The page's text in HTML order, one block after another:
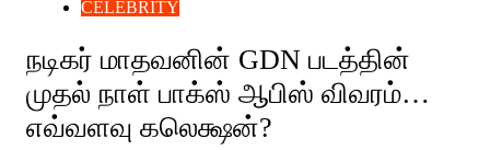
CELEBRITY
நடிகர் மாதவனின் GDN படத்தின்
முதல் நாள் பாக்ஸ் ஆபிஸ் விவரம்…
எவ்வளவு கலெக்ஷன்?